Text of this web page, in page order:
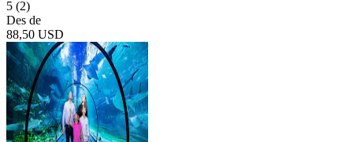
5 (2)
Des de
88,50 USD